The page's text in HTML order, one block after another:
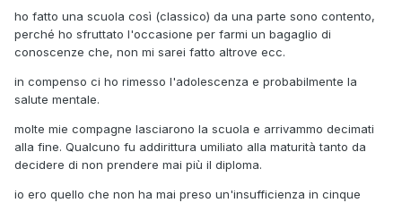
ho fatto una scuola così (classico) da una parte sono contento,
perché ho sfruttato l'occasione per farmi un bagaglio di
conoscenze che, non mi sarei fatto altrove ecc.
in compenso ci ho rimesso l'adolescenza e probabilmente la
salute mentale.
molte mie compagne lasciarono la scuola e arrivammo decimati
alla fine. Qualcuno fu addirittura umiliato alla maturità tanto da
decidere di non prendere mai più il diploma.
io ero quello che non ha mai preso un'insufficienza in cinque